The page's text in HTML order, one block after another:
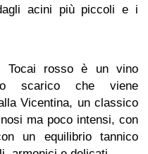
acini più piccoli e i
Tocai rosso è un vino
scarico che viene
Vicentina, un classico
ma poco intensi, con
un equilibrio tannico